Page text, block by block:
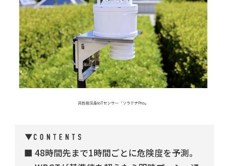
48時間先まで1時間ごとに危険度を予測。